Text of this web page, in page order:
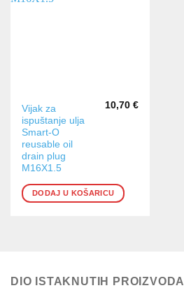
Vijak za
ispuštanje ulja
Smart-O
reusable oil
drain plug
M16X1.5
10,70 €
DODAJ U KOŠARICU
DIO ISTAKNUTIH PROIZVODA